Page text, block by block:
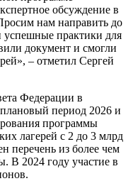
обсуждение в
нам направить до
успешные практики для
документ и смогли
– отметил Сергей
Федерации в
период 2026 и
программы
лагерей с 2 до 3 млрд
перечень из более чем
В 2024 году участие в